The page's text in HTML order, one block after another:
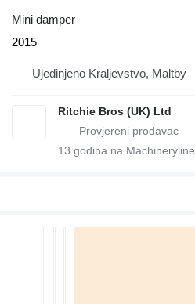
Mini damper
2015
Ujedinjeno Kraljevstvo, Maltby
Ritchie Bros (UK) Ltd
13 godina na Machineryline